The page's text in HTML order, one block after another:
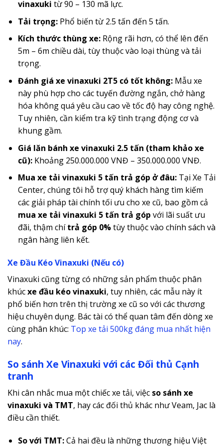
vinaxuki từ 90 – 130 mã lực.
Tải trọng:Phổ biến từ 2.5 tấn đến 5 tấn.
Kích thước thùng xe:Rộng rãi hơn, có thể lên đến
5m – 6m chiều dài, tùy thuộc vào loại thùng và tải
trọng.
Đánh giá xe vinaxuki 2T5 có tốt không:Mẫu xe
này phù hợp cho các tuyến đường ngắn, chở hàng
hóa không quá yêu cầu cao về tốc độ hay công nghệ.
Tuy nhiên, cần kiểm tra kỹ tình trạng động cơ và
khung gầm.
Giá lăn bánh xe vinaxuki 2.5 tấn (tham khảo xe
cũ):Khoảng 250.000.000 VNĐ – 350.000.000 VNĐ.
Mua xe tải vinaxuki 5 tấn trả góp ở đâu:Tại Xe Tải
Center, chúng tôi hỗ trợ quý khách hàng tìm kiếm
các giải pháp tài chính tối ưu cho xe cũ, bao gồm cả
mua xe tải vinaxuki 5 tấn trả góp với lãi suất ưu
đãi, thậm chítrả góp 0%tùy thuộc vào chính sách và
ngân hàng liên kết.
Xe Đầu Kéo Vinaxuki (Nếu có)
Vinaxuki cũng từng có những sản phẩm thuộc phân
khúcxe đầu kéo vinaxuki, tuy nhiên, các mẫu này ít
phổ biến hơn trên thị trường xe cũ so với các thương
hiệu chuyên dụng. Bác tài có thể quan tâm đến dòng xe
cùng phân khúc: Top xe tải 500kg đáng mua nhất hiện
nay.
So sánh Xe Vinaxuki với các Đối thủ Cạnh
tranh
Khi cân nhắc mua một chiếc xe tải, việc so sánh xe
vinaxuki và TMT, hay các đối thủ khác như Veam, Jac là
điều cần thiết.
So với TMT:Cả hai đều là những thương hiệu Việt